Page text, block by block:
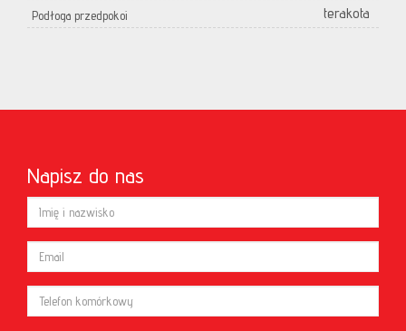
Podłoga przedpokoi terakota
Napisz do nas